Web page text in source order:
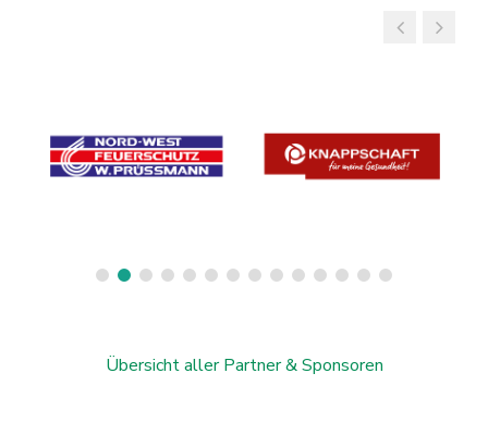
Übersicht aller Partner & Sponsoren